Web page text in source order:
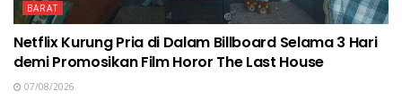
BARAT
Netflix Kurung Pria di Dalam Billboard Selama 3 Hari
demi Promosikan Film Horor The Last House
07/08/2026